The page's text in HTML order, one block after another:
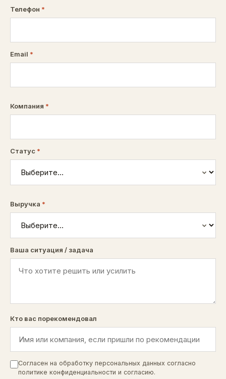
Телефон *
Email *
Компания *
Статус *
Выручка *
Ваша ситуация / задача
Кто вас порекомендовал
Согласен на обработку персональных данных согласно
политике конфиденциальности и согласию.